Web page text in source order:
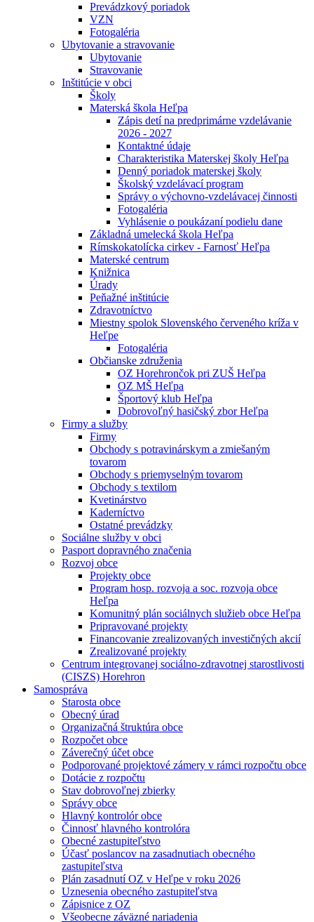
Prevádzkový poriadok
VZN
Fotogaléria
Ubytovanie a stravovanie
Ubytovanie
Stravovanie
Inštitúcie v obci
Školy
Materská škola Heľpa
Zápis detí na predprimárne vzdelávanie
2026 - 2027
Kontaktné údaje
Charakteristika Materskej školy Heľpa
Denný poriadok materskej školy
Školský vzdelávací program
Správy o výchovno-vzdelávacej činnosti
Fotogaléria
Vyhlásenie o poukázaní podielu dane
Základná umelecká škola Heľpa
Rímskokatolícka cirkev - Farnosť Heľpa
Materské centrum
Knižnica
Úrady
Peňažné inštitúcie
Zdravotníctvo
Miestny spolok Slovenského červeného kríža v
Heľpe
Fotogaléria
Občianske združenia
OZ Horehrončok pri ZUŠ Heľpa
OZ MŠ Heľpa
Športový klub Heľpa
Dobrovoľný hasičský zbor Heľpa
Firmy a služby
Firmy
Obchody s potravinárskym a zmiešaným
tovarom
Obchody s priemyselným tovarom
Obchody s textilom
Kvetinárstvo
Kaderníctvo
Ostatné prevádzky
Sociálne služby v obci
Pasport dopravného značenia
Rozvoj obce
Projekty obce
Program hosp. rozvoja a soc. rozvoja obce
Heľpa
Komunitný plán sociálnych služieb obce Heľpa
Pripravované projekty
Financovanie zrealizovaných investičných akcií
Zrealizované projekty
Centrum integrovanej sociálno-zdravotnej starostlivosti
(CISZS) Horehron
Samospráva
Starosta obce
Obecný úrad
Organizačná štruktúra obce
Rozpočet obce
Záverečný účet obce
Podporované projektové zámery v rámci rozpočtu obce
Dotácie z rozpočtu
Stav dobrovoľnej zbierky
Správy obce
Hlavný kontrolór obce
Činnosť hlavného kontrolóra
Obecné zastupiteľstvo
Účasť poslancov na zasadnutiach obecného
zastupiteľstva
Plán zasadnutí OZ v Heľpe v roku 2026
Uznesenia obecného zastupiteľstva
Zápisnice z OZ
Všeobecne záväzné nariadenia